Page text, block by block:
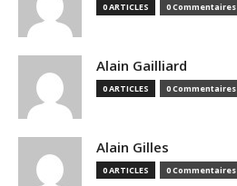
0 ARTICLES 0 Commentaires
Alain Gailliard
0 ARTICLES 0 Commentaires
Alain Gilles
0 ARTICLES 0 Commentaires